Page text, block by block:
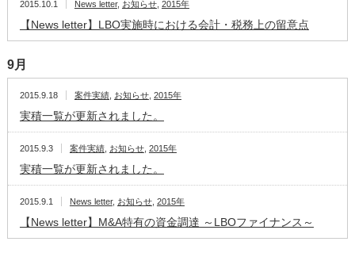
2015.10.1 News letter, お知らせ, 2015年
【News letter】LBO実施時における会計・税務上の留意点
9月
2015.9.18 案件実績, お知らせ, 2015年
実積一覧が更新されました。
2015.9.3 案件実績, お知らせ, 2015年
実積一覧が更新されました。
2015.9.1 News letter, お知らせ, 2015年
【News letter】M&A特有の資金調達 ～LBOファイナンス～